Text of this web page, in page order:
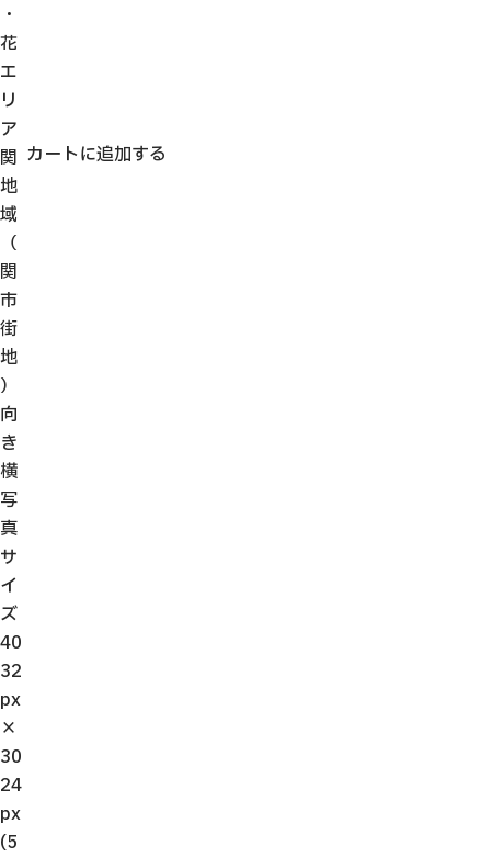
・
花
エ
リ
ア
関
地
域
（
関
市
街
地
）
向
き
横
写
真
サ
イ
ズ
40
32
px
×
30
24
px
(5
カートに追加する